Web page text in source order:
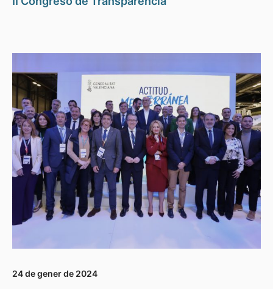
24 de gener de 2024